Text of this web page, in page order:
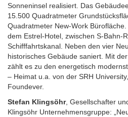
Sonneninsel realisiert. Das
15.500 Quadratmeter
Quadratmeter New-Work
dem Estrel-Hotel, zwischen S-Bahn-
Schifffahrtskanal. Neben den vier
historisches Gebäude saniert. Mit
zählt es zu den energetisch
– Heimat u.a. von der SRH
Foundever.
Stefan Klingsöhr, Gesellschafter
Klingsöhr Unternehmensgruppe: